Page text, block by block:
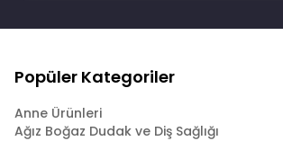
Popüler Kategoriler
Anne Ürünleri
Ağız Boğaz Dudak ve Diş Sağlığı